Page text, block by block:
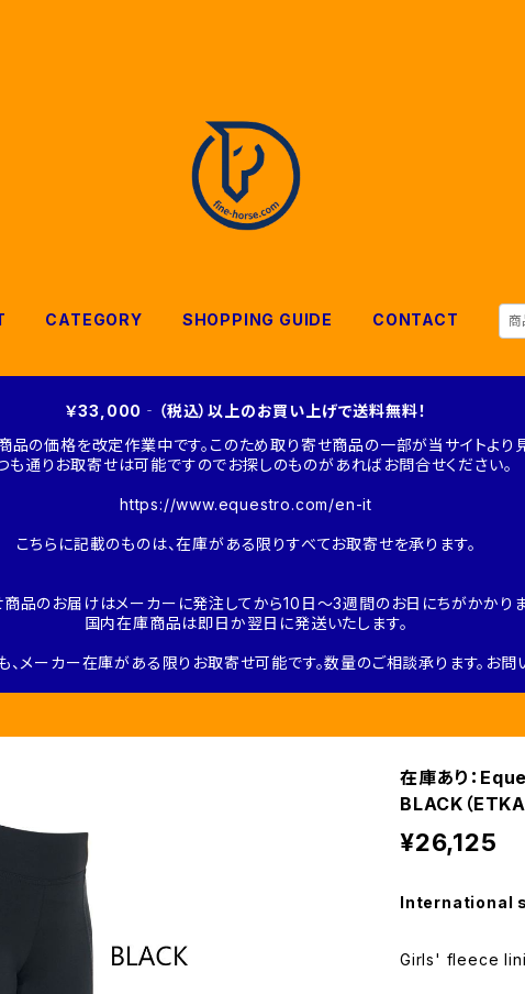
CATEGORY SHOPPING GUIDE CONTACT
￥33,000‐（税込）以上のお買い上げで送料無料！
の価格を改定作業中です。このため取り寄せ商品の一部が当サイトより見
も通りお取寄せは可能ですのでお探しのものがあればお問合せください。
https://www.equestro.com/en-it
こちらに記載のものは、在庫がある限りすべてお取寄せを承ります。
品のお届けはメーカーに発注してから10日～3週間のお日にちがかかりま
国内在庫商品は即日か翌日に発送いたします。
、メーカー在庫がある限りお取寄せ可能です。数量のご相談承ります。お問
在庫あり：
BLACK（
¥26,125
International
Girls' fleece